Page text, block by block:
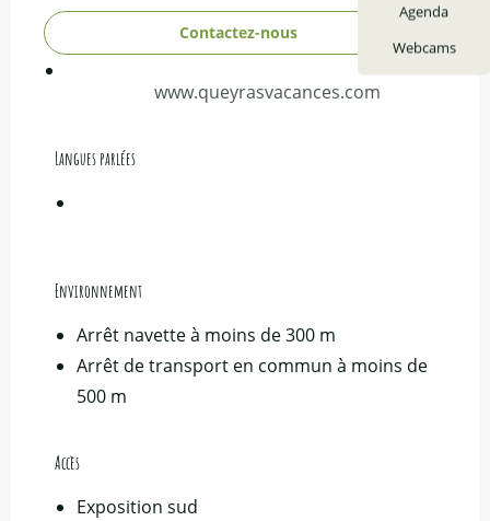
Agenda
Webcams
Contactez-nous
www.queyrasvacances.com
Langues parlées
Langues parlées
Environnement
Environnement
Arrêt navette à moins de 300 m
Arrêt de transport en commun à moins de
500 m
Accès
Accès
Exposition sud